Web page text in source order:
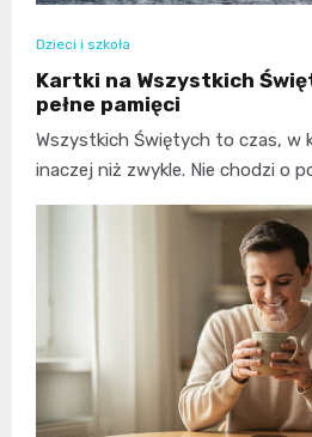
Dzieci i szkoła
Kartki na Wszystkich
pełne pamięci
Wszystkich Świętych to czas, w
inaczej niż zwykle. Nie chodzi o